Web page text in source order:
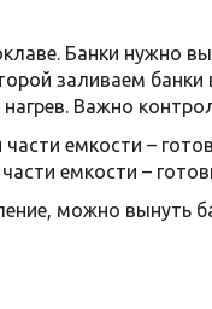
Банки нужно
заливаем
Важно
емкости –
емкости –
можно вынуть